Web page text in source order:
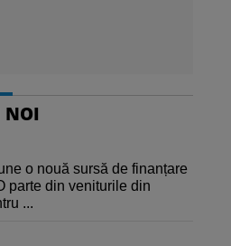
NOI
o nouă sursă de finanțare
parte din veniturile din
...